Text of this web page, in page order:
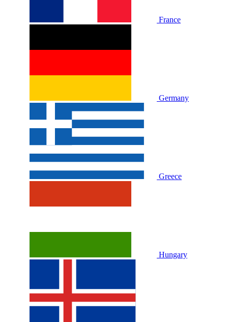
France
Germany
Greece
Hungary